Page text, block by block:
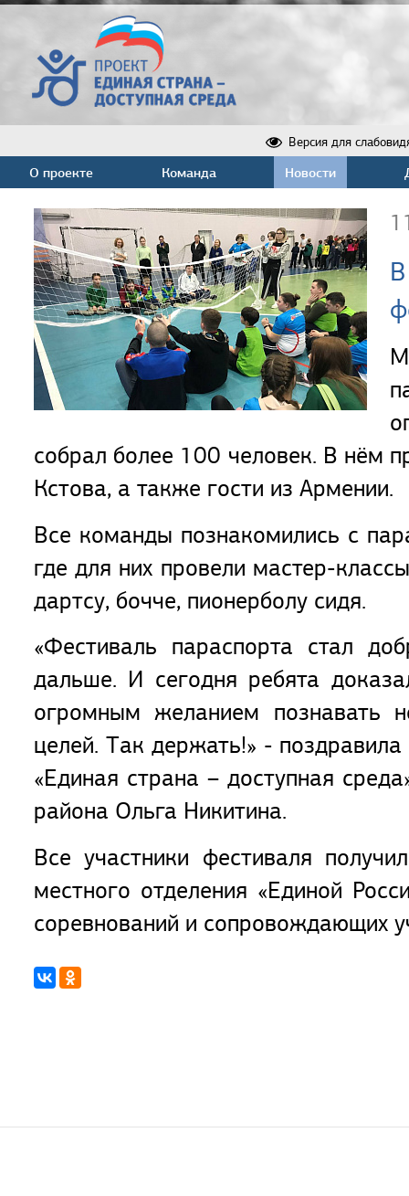
Версия для
О проекте Команда Новости
собрал более 100 человек. В нём
Кстова, а также гости из Армении.
Все команды познакомились с
где для них провели мастер-
дартсу, бочче, пионерболу сидя.
«Фестиваль параспорта стал
дальше. И сегодня ребята
огромным желанием познавать
целей. Так держать!» -
«Единая страна – доступная
района Ольга Никитина.
Все участники фестиваля
местного отделения «Единой
соревнований и сопровождающих